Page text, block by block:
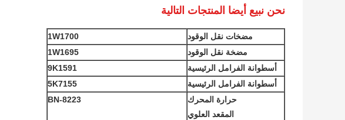
نحن نبيع أيضا المنتجات التالية
مضخات نقل الوقود
1W1700
مضخة نقل الوقود
1W1695
أسطوانة الفرامل الرئيسية
9K1591
أسطوانة الفرامل الرئيسية
5K7155
حرارة المحرك
المقعد العلوي
BN-8223